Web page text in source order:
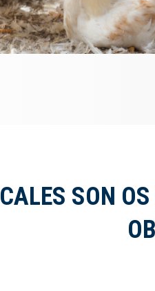
CALES SON